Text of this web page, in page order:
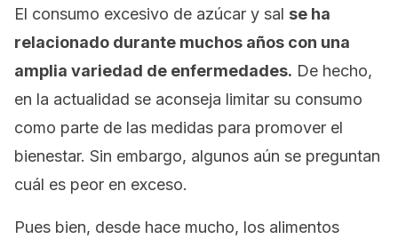
El consumo excesivo de azúcar y sal se ha
relacionado durante muchos años con una
amplia variedad de enfermedades. De hecho,
en la actualidad se aconseja limitar su consumo
como parte de las medidas para promover el
bienestar. Sin embargo, algunos aún se preguntan
cuál es peor en exceso.
Pues bien, desde hace mucho, los alimentos